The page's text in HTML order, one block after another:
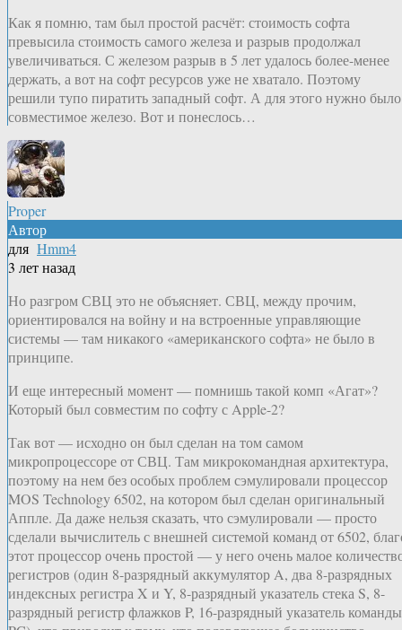
Как я помню, там был простой расчёт: стоимость софта
превысила стоимость самого железа и разрыв продолжал
увеличиваться. С железом разрыв в 5 лет удалось более-менее
держать, а вот на софт ресурсов уже не хватало. Поэтому
решили тупо пиратить западный софт. А для этого нужно было
совместимое железо. Вот и понеслось…
Proper
Автор
для Hmm4
3 лет назад
Но разгром СВЦ это не объясняет. СВЦ, между прочим,
ориентировался на войну и на встроенные управляющие
системы — там никакого «американского софта» не было в
принципе.
И еще интересный момент — помнишь такой комп «Агат»?
Который был совместим по софту с Apple-2?
Так вот — исходно он был сделан на том самом
микропроцессоре от СВЦ. Там микрокомандная архитектура,
поэтому на нем без особых проблем сэмулировали процессор
MOS Technology 6502, на котором был сделан оригинальный
Аппле. Да даже нельзя сказать, что сэмулировали — просто
сделали вычислитель с внешней системой команд от 6502,
этот процессор очень простой — у него очень малое
регистров (один 8-разрядный аккумулятор A, два 8-разрядных
индексных регистра X и Y, 8-разрядный указатель стека S, 8-
разрядный регистр флажков P, 16-разрядный указатель команды